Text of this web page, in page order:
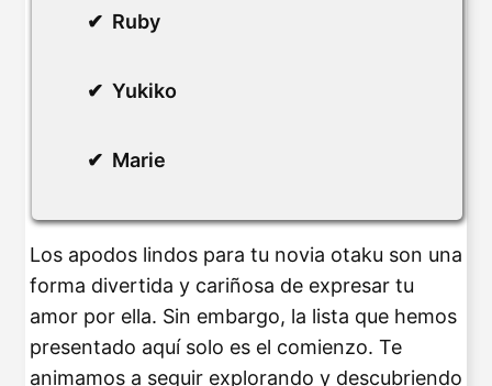
Ruby
Yukiko
Marie
Los apodos lindos para tu novia otaku son una
forma divertida y cariñosa de expresar tu
amor por ella. Sin embargo, la lista que hemos
presentado aquí solo es el comienzo. Te
animamos a seguir explorando y descubriendo